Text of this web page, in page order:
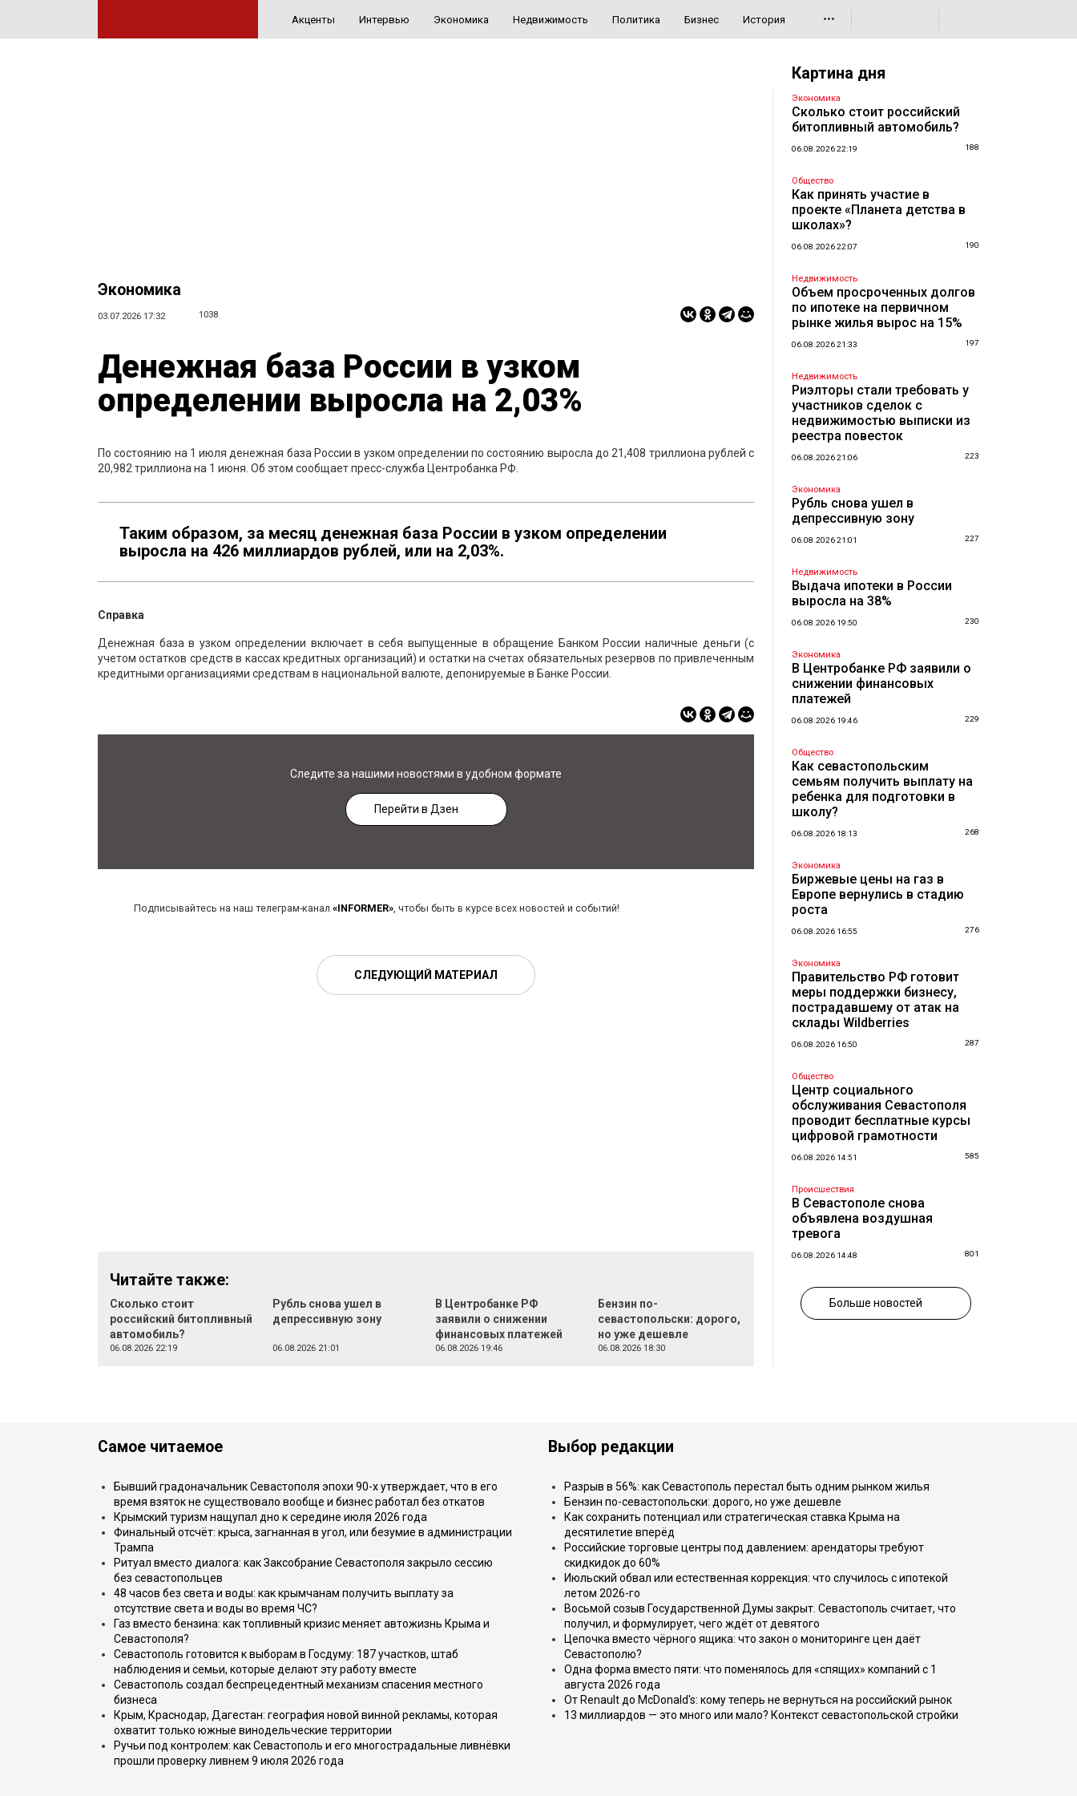
Акценты Интервью Экономика Недвижимость Политика Бизнес История •••
Экономика
03.07.2026 17:32 1038
Денежная база России в узком
определении выросла на 2,03%
По состоянию на 1 июля денежная база России в узком определении по состоянию выросла до 21,408 триллиона рублей с
20,982 триллиона на 1 июня. Об этом сообщает пресс-служба Центробанка РФ.
Таким образом, за месяц денежная база России в узком определении
выросла на 426 миллиардов рублей, или на 2,03%.
Справка
Денежная база в узком определении включает в себя выпущенные в обращение Банком России наличные деньги (с
учетом остатков средств в кассах кредитных организаций) и остатки на счетах обязательных резервов по привлеченным
кредитными организациями средствам в национальной валюте, депонируемые в Банке России.
Следите за нашими новостями в удобном формате
Перейти в Дзен
Подписывайтесь на наш телеграм-канал «INFORMER», чтобы быть в курсе всех новостей и событий!
СЛЕДУЮЩИЙ МАТЕРИАЛ
Читайте также:
Сколько стоит
российский битопливный
автомобиль?
06.08.2026 22:19
Рубль снова ушел в
депрессивную зону
06.08.2026 21:01
В Центробанке РФ
заявили о снижении
финансовых платежей
06.08.2026 19:46
Бензин по-
севастопольски: дорого,
но уже дешевле
06.08.2026 18:30
Картина дня
Экономика
Сколько стоит российский
битопливный автомобиль?
06.08.2026 22:19 188
Общество
Как принять участие в
проекте «Планета детства в
школах»?
06.08.2026 22:07 190
Недвижимость
Объем просроченных долгов
по ипотеке на первичном
рынке жилья вырос на 15%
06.08.2026 21:33 197
Недвижимость
Риэлторы стали требовать у
участников сделок с
недвижимостью выписки из
реестра повесток
06.08.2026 21:06 223
Экономика
Рубль снова ушел в
депрессивную зону
06.08.2026 21:01 227
Недвижимость
Выдача ипотеки в России
выросла на 38%
06.08.2026 19:50 230
Экономика
В Центробанке РФ заявили о
снижении финансовых
платежей
06.08.2026 19:46 229
Общество
Как севастопольским
семьям получить выплату на
ребенка для подготовки в
школу?
06.08.2026 18:13 268
Экономика
Биржевые цены на газ в
Европе вернулись в стадию
роста
06.08.2026 16:55 276
Экономика
Правительство РФ готовит
меры поддержки бизнесу,
пострадавшему от атак на
склады Wildberries
06.08.2026 16:50 287
Общество
Центр социального
обслуживания Севастополя
проводит бесплатные курсы
цифровой грамотности
06.08.2026 14:51 585
Происшествия
В Севастополе снова
объявлена воздушная
тревога
06.08.2026 14:48 801
Больше новостей
Самое читаемое
Бывший градоначальник Севастополя эпохи 90-х утверждает, что в его
время взяток не существовало вообще и бизнес работал без откатов
Крымский туризм нащупал дно к середине июля 2026 года
Финальный отсчёт: крыса, загнанная в угол, или безумие в администрации
Трампа
Ритуал вместо диалога: как Заксобрание Севастополя закрыло сессию
без севастопольцев
48 часов без света и воды: как крымчанам получить выплату за
отсутствие света и воды во время ЧС?
Газ вместо бензина: как топливный кризис меняет автожизнь Крыма и
Севастополя?
Севастополь готовится к выборам в Госдуму: 187 участков, штаб
наблюдения и семьи, которые делают эту работу вместе
Севастополь создал беспрецедентный механизм спасения местного
бизнеса
Крым, Краснодар, Дагестан: география новой винной рекламы, которая
охватит только южные винодельческие территории
Ручьи под контролем: как Севастополь и его многострадальные ливнёвки
прошли проверку ливнем 9 июля 2026 года
Выбор редакции
Разрыв в 56%: как Севастополь перестал быть одним рынком жилья
Бензин по-севастопольски: дорого, но уже дешевле
Как сохранить потенциал или стратегическая ставка Крыма на
десятилетие вперёд
Российские торговые центры под давлением: арендаторы требуют
скидкидок до 60%
Июльский обвал или естественная коррекция: что случилось с ипотекой
летом 2026-го
Восьмой созыв Государственной Думы закрыт. Севастополь считает, что
получил, и формулирует, чего ждёт от девятого
Цепочка вместо чёрного ящика: что закон о мониторинге цен даёт
Севастополю?
Одна форма вместо пяти: что поменялось для «спящих» компаний с 1
августа 2026 года
От Renault до McDonald's: кому теперь не вернуться на российский рынок
13 миллиардов — это много или мало? Контекст севастопольской стройки